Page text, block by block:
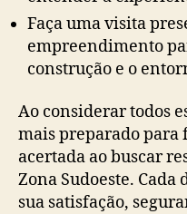
Faça uma visita
empreendimento
construção e o
Ao considerar todos
mais preparado para
acertada ao buscar
Zona Sudoeste.
sua satisfação,